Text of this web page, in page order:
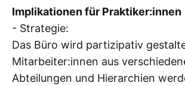
Implikationen für Praktiker:innen
- Strategie:
Das Büro wird partizipativ
Mitarbeiter:innen aus
Abteilungen und Hierarchien